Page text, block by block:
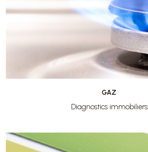
GAZ
Diagnostics immobiliers